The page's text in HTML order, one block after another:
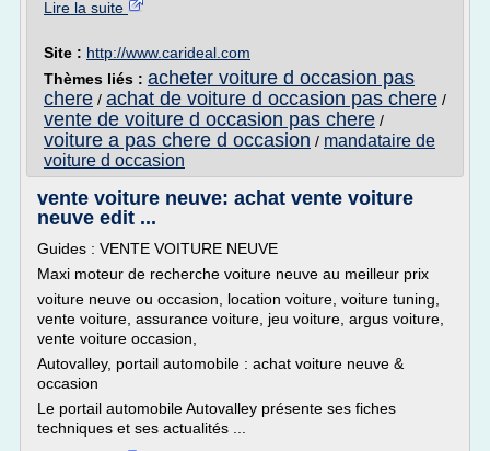
Lire la suite
Site : http://www.carideal.com
Thèmes liés : acheter voiture d occasion pas
chere / achat de voiture d occasion pas chere /
vente de voiture d occasion pas chere /
voiture a pas chere d occasion / mandataire de
voiture d occasion
vente voiture neuve: achat vente voiture
neuve edit ...
Guides : VENTE VOITURE NEUVE
Maxi moteur de recherche voiture neuve au meilleur prix
voiture neuve ou occasion, location voiture, voiture tuning,
vente voiture, assurance voiture, jeu voiture, argus voiture,
vente voiture occasion,
Autovalley, portail automobile : achat voiture neuve &
occasion
Le portail automobile Autovalley présente ses fiches
techniques et ses actualités ...